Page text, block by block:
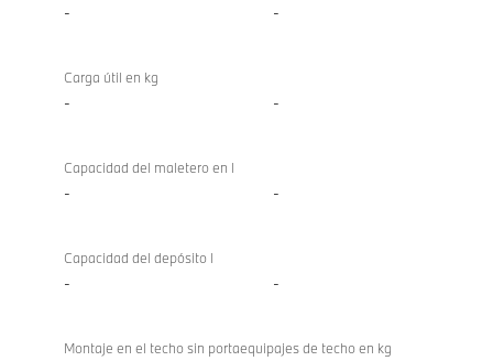
- -
Carga útil en kg
- -
Capacidad del maletero en l
- -
Capacidad del depósito l
- -
Montaje en el techo sin portaequipajes de techo en kg